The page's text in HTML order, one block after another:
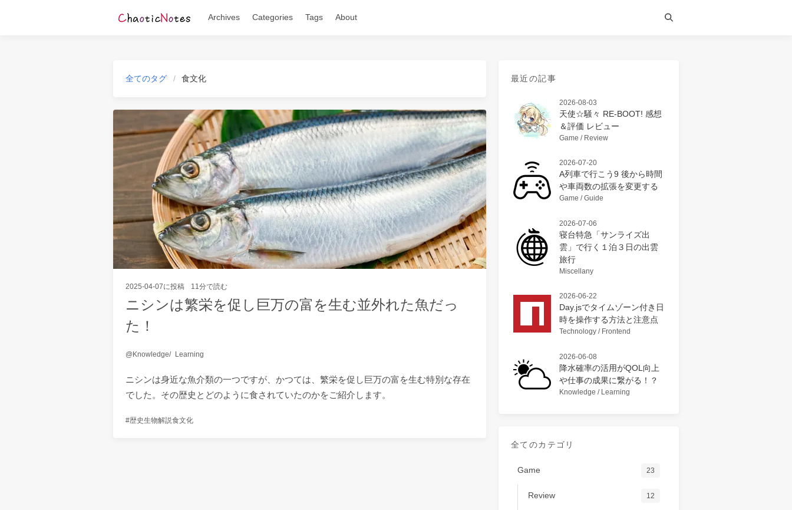
Archives Categories Tags About
全てのタグ 食文化
2025-04-07に投稿 11分で読む
ニシンは繁栄を促し巨万の富を生む並外れた魚だっ
た！
Knowledge Learning
ニシンは身近な魚介類の一つですが、かつては、繁栄を促し巨万の富を生む特別な存在
でした。その歴史とどのように食されていたのかをご紹介します。
歴史生物解説食文化
最近の記事
2026-08-03
天使☆騒々 RE-BOOT! 感想
＆評価 レビュー
Game / Review
2026-07-20
A列車で行こう9 後から時間
や車両数の拡張を変更する
Game / Guide
2026-07-06
寝台特急「サンライズ出
雲」で行く１泊３日の出雲
旅行
Miscellany
2026-06-22
Day.jsでタイムゾーン付き日
時を操作する方法と注意点
Technology / Frontend
2026-06-08
降水確率の活用がQOL向上
や仕事の成果に繋がる！？
Knowledge / Learning
全てのカテゴリ
Game 23
Review 12